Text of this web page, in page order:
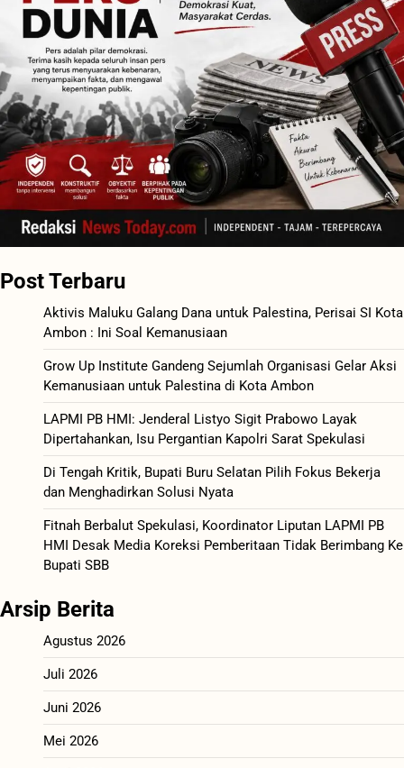
Post Terbaru
Aktivis Maluku Galang Dana untuk Palestina, Perisai SI Kota
Ambon : Ini Soal Kemanusiaan
Grow Up Institute Gandeng Sejumlah Organisasi Gelar Aksi
Kemanusiaan untuk Palestina di Kota Ambon
LAPMI PB HMI: Jenderal Listyo Sigit Prabowo Layak
Dipertahankan, Isu Pergantian Kapolri Sarat Spekulasi
Di Tengah Kritik, Bupati Buru Selatan Pilih Fokus Bekerja
dan Menghadirkan Solusi Nyata
Fitnah Berbalut Spekulasi, Koordinator Liputan LAPMI PB
HMI Desak Media Koreksi Pemberitaan Tidak Berimbang Ke
Bupati SBB
Arsip Berita
Agustus 2026
Juli 2026
Juni 2026
Mei 2026